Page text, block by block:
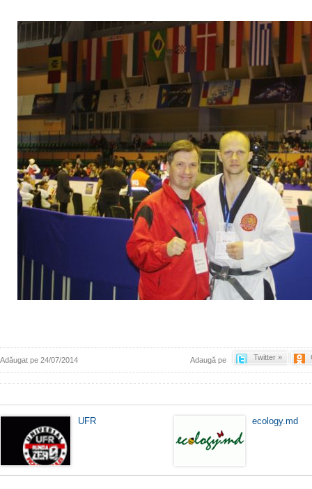
Adăugat pe 24/07/2014 Twitter »
Adaugă pe
UFR ecology.md